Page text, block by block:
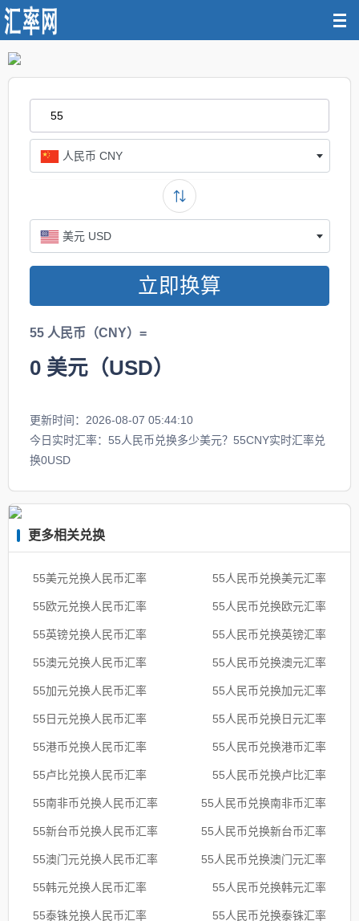
人民币 CNY
美元 USD
立即换算
55 人民币（CNY）=
0 美元（USD）
更新时间：2026-08-07 05:44:10
今日实时汇率：55人民币兑换多少美元？55CNY实时汇率兑
换0USD
更多相关兑换
55美元兑换人民币汇率 55人民币兑换美元汇率
55欧元兑换人民币汇率 55人民币兑换欧元汇率
55英镑兑换人民币汇率 55人民币兑换英镑汇率
55澳元兑换人民币汇率 55人民币兑换澳元汇率
55加元兑换人民币汇率 55人民币兑换加元汇率
55日元兑换人民币汇率 55人民币兑换日元汇率
55港币兑换人民币汇率 55人民币兑换港币汇率
55卢比兑换人民币汇率 55人民币兑换卢比汇率
55南非币兑换人民币汇率 55人民币兑换南非币汇率
55新台币兑换人民币汇率 55人民币兑换新台币汇率
55澳门元兑换人民币汇率 55人民币兑换澳门元汇率
55韩元兑换人民币汇率 55人民币兑换韩元汇率
55泰铢兑换人民币汇率 55人民币兑换泰铢汇率